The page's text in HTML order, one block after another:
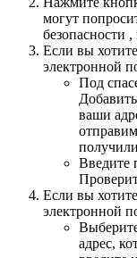
могут
безопасности
Если вы
электронной
Под
ваши
Введите
Если вы
электронной
адрес,